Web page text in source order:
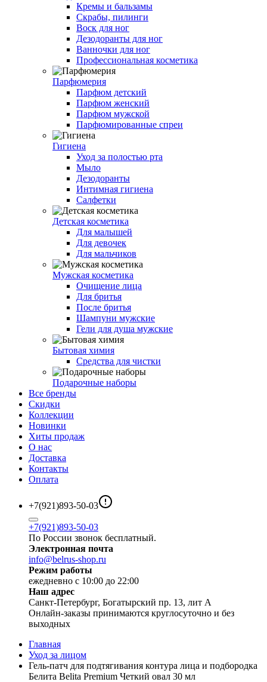
Кремы и бальзамы
Скрабы, пилинги
Воск для ног
Дезодоранты для ног
Ванночки для ног
Профессиональная косметика
Парфюмерия
Парфюм детский
Парфюм женский
Парфюм мужской
Парфюмированные спреи
Гигиена
Уход за полостью рта
Мыло
Дезодоранты
Интимная гигиена
Салфетки
Детская косметика
Для малышей
Для девочек
Для мальчиков
Мужская косметика
Очищение лица
Для бритья
После бритья
Шампуни мужские
Гели для душа мужские
Бытовая химия
Средства для чистки
Подарочные наборы
Все бренды
Скидки
Коллекции
Новинки
Хиты продаж
О нас
Доставка
Контакты
Оплата
+7(921)893-50-03
+7(921)893-50-03
По России звонок бесплатный.
Электронная почта
info@belrus-shop.ru
Режим работы
ежедневно с 10:00 до 22:00
Наш адрес
Санкт-Петербург, Богатырский пр. 13, лит А
Онлайн-заказы принимаются круглосуточно и без
выходных
Главная
Уход за лицом
Гель-патч для подтягивания контура лица и подбородка
Белита Belita Premium Четкий овал 30 мл